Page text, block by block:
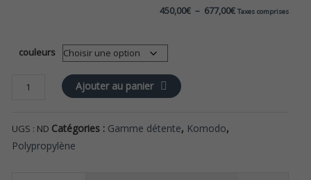
450,00€ – 677,00€Plage
Taxes comprises
couleurs
quantité
Fauteuil
détente,
Ajouter au panier
UGS : ND Catégories : Gamme détente, Komodo,
Polypropylène